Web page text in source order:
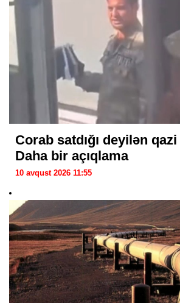
Corab satdığı deyilən
Daha bir açıqlama
10 avqust 2026 11:55